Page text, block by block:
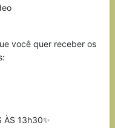
você quer receber os
ÀS 13h30✨